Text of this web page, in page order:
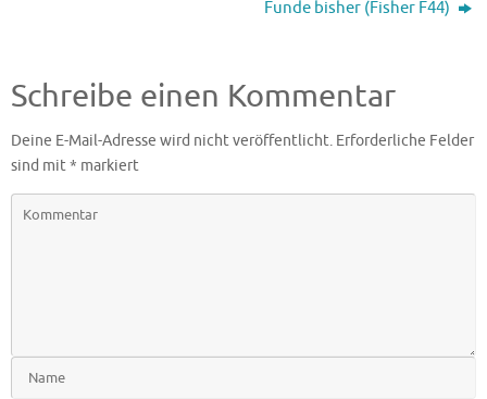
Funde bisher (Fisher F44)
Schreibe einen Kommentar
Deine E-Mail-Adresse wird nicht veröffentlicht. Erforderliche Felder
sind mit* markiert